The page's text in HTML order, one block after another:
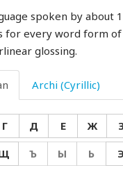
spoken by about
for every word form
glossing.
Archi (Cyrillic)
Г Д Е Ж
Ъ Ы Ь